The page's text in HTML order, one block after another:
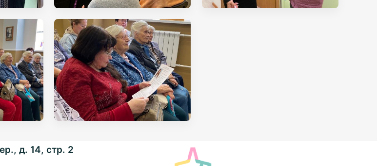
д. 14, стр. 2